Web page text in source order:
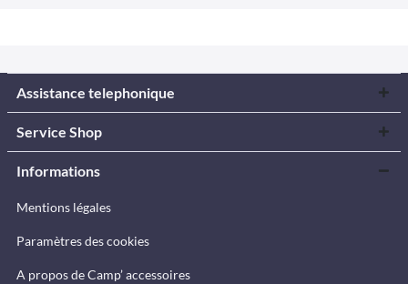
Assistance telephonique
Service Shop
Informations
Mentions légales
Paramètres des cookies
A propos de Camp’ accessoires